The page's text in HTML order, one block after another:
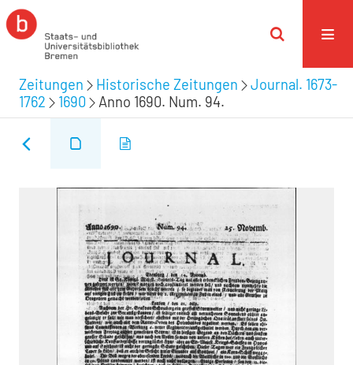
Zeitungen Historische Zeitungen
Journal. 1673-
1762
1690 Anno 1690. Num. 94.